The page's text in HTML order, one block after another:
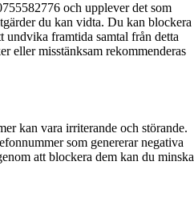
och upplever det som
du kan vidta. Du kan blockera
framtida samtal från detta
eller misstänksam rekommenderas
kan vara irriterande och störande.
som genererar negativa
att blockera dem kan du minska